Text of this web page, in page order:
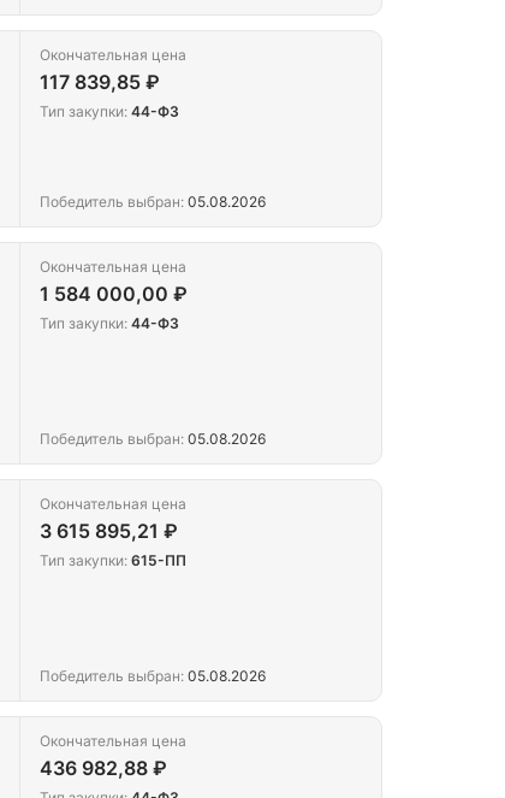
Окончательная цена
117 839,85 ₽
Тип закупки: 44-ФЗ
Победитель выбран: 05.08.2026
Окончательная цена
1 584 000,00 ₽
Тип закупки: 44-ФЗ
Победитель выбран: 05.08.2026
Окончательная цена
3 615 895,21 ₽
Тип закупки: 615-ПП
Победитель выбран: 05.08.2026
Окончательная цена
436 982,88 ₽